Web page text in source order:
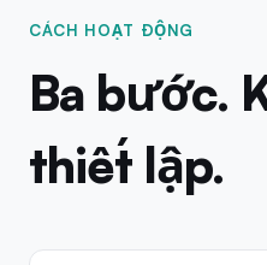
CÁCH HOẠT ĐỘNG
Ba bước.
thiết lập.